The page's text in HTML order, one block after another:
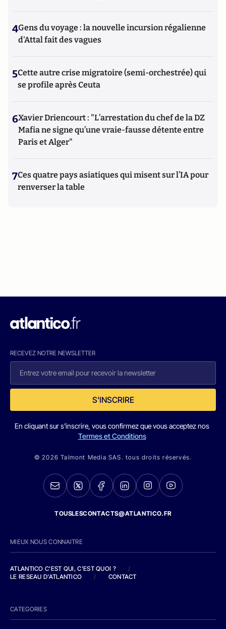
4Gens du voyage : la nouvelle incursion régalienne
d'Attal fait des vagues
5Cette autre crise migratoire (semi-orchestrée) qui
se profile après Ceuta
6Xavier Driencourt : "L’arrestation du chef de la DZ
Mafia ne signe qu’une vraie-fausse détente entre
Paris et Alger"
7Ces quatre pays asiatiques qui misent sur l’IA pour
renverser la table
RECEVEZ NOTRE NEWSLETTER
S'INSCRIRE
En cliquant sur s'inscrire, vous confirmez que vous acceptez nos
Termes et Conditions
© 2026 Talmont Media SAS. tous droits réservés.
TOUSLESCONTACTS@ATLANTICO.FR
MIEUX NOUS CONNAITRE
ATLANTICO C'EST QUI, C'EST QUOI ?
/
LE RESEAU D'ATLANTICO
/ CONTACT
CATEGORIES